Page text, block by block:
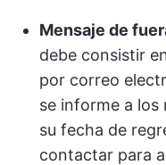
Mensaje de
debe consistir
por correo
se informe a los
su fecha de
contactar para